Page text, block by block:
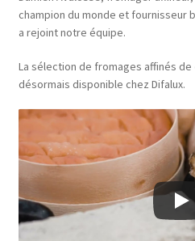
champion du monde et fournisseur
a rejoint notre équipe.
La sélection de fromages affinés de
désormais disponible chez Difalux.